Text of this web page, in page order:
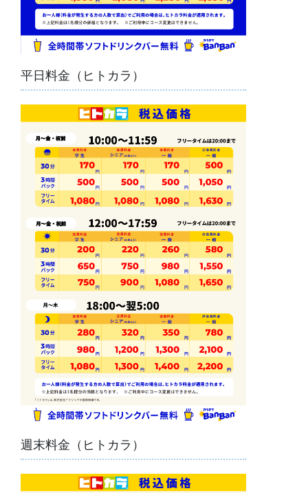
平日料金（ヒトカラ）
週末料金（ヒトカラ）